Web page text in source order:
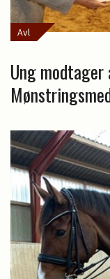
Avl
Ung